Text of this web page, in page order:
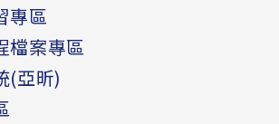
專區
檔案專區
(亞昕)